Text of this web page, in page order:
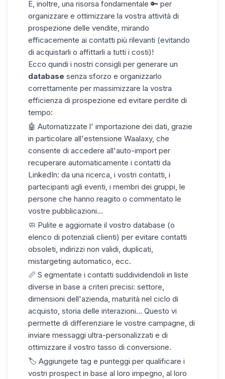
E, inoltre, una risorsa fondamentale 🔑 per
organizzare e ottimizzare la vostra attività di
prospezione delle vendite, mirando
efficacemente ai contatti più rilevanti (evitando
di acquistarli o affittarli a tutti i costi)!
Ecco quindi i nostri consigli per generare un
database senza sforzo e organizzarlo
correttamente per massimizzare la vostra
efficienza di prospezione ed evitare perdite di
tempo:
🤖 Automatizzate l' importazione dei dati, grazie
in particolare all'estensione Waalaxy, che
consente di accedere all'auto-import per
recuperare automaticamente i contatti da
LinkedIn: da una ricerca, i vostri contatti, i
partecipanti agli eventi, i membri dei gruppi, le
persone che hanno reagito o commentato le
vostre pubblicazioni...
🧼 Pulite e aggiornate il vostro database (o
elenco di potenziali clienti) per evitare contatti
obsoleti, indirizzi non validi, duplicati,
mistargeting automatico, ecc.
📏 S egmentate i contatti suddividendoli in liste
diverse in base a criteri precisi: settore,
dimensioni dell'azienda, maturità nel ciclo di
acquisto, storia delle interazioni... Questo vi
permette di differenziare le vostre campagne, di
inviare messaggi ultra-personalizzati e di
ottimizzare il vostro tasso di conversione.
🏷️ Aggiungete tag e punteggi per qualificare i
vostri prospect in base al loro impegno, al loro